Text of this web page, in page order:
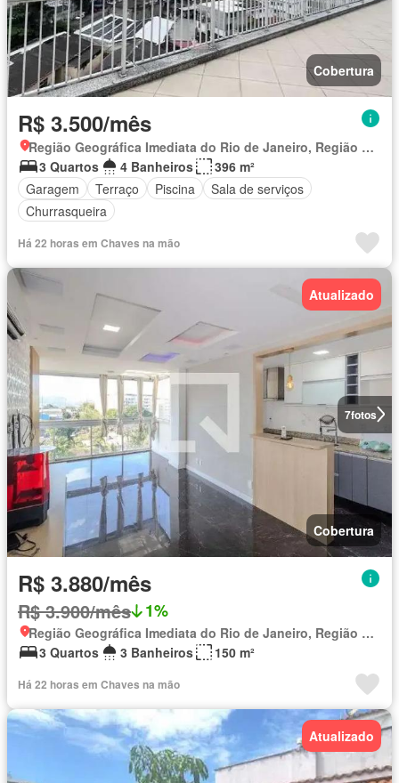
Cobertura
R$ 3.500/mês
Região Geográfica Imediata do Rio de Janeiro, Região Metropolitana do Rio de Janeiro
3 Quartos
4 Banheiros
396 m²
Garagem
Terraço Piscina
Sala de serviços
Churrasqueira
Há 22 horas em Chaves na mão
7fotos
Atualizado
Cobertura
R$ 3.880/mês
R$ 3.900/mês 1%
Região Geográfica Imediata do Rio de Janeiro, Região Metropolitana do Rio de Janeiro
3 Quartos
3 Banheiros 150 m²
Há 22 horas em Chaves na mão
Atualizado